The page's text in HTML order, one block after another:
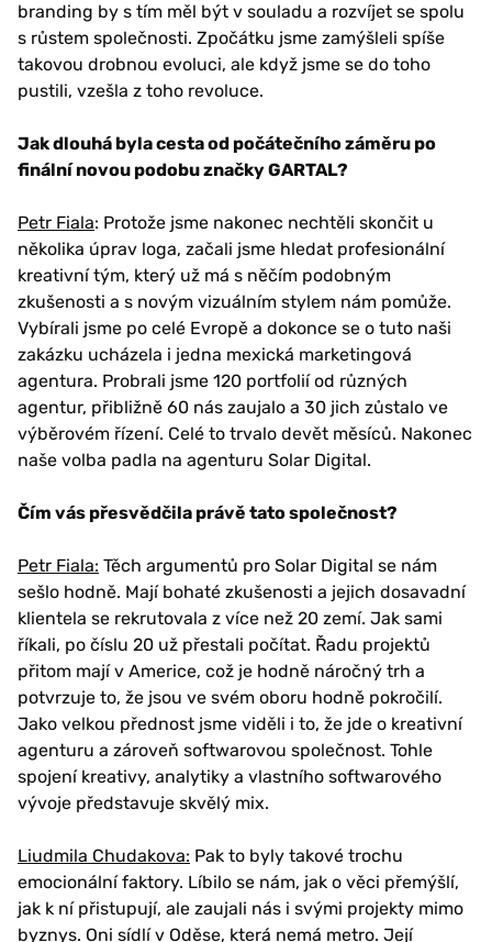
branding by s tím měl být v souladu a rozvíjet se spolu
s růstem společnosti. Zpočátku jsme zamýšleli spíše
takovou drobnou evoluci, ale když jsme se do toho
pustili, vzešla z toho revoluce.
Jak dlouhá byla cesta od počátečního záměru po
finální novou podobu značky GARTAL?
Petr Fiala: Protože jsme nakonec nechtěli skončit u
několika úprav loga, začali jsme hledat profesionální
kreativní tým, který už má s něčím podobným
zkušenosti a s novým vizuálním stylem nám pomůže.
Vybírali jsme po celé Evropě a dokonce se o tuto naši
zakázku ucházela i jedna mexická marketingová
agentura. Probrali jsme 120 portfolií od různých
agentur, přibližně 60 nás zaujalo a 30 jich zůstalo ve
výběrovém řízení. Celé to trvalo devět měsíců. Nakonec
naše volba padla na agenturu Solar Digital.
Čím vás přesvědčila právě tato společnost?
Petr Fiala: Těch argumentů pro Solar Digital se nám
sešlo hodně. Mají bohaté zkušenosti a jejich dosavadní
klientela se rekrutovala z více než 20 zemí. Jak sami
říkali, po číslu 20 už přestali počítat. Řadu projektů
přitom mají v Americe, což je hodně náročný trh a
potvrzuje to, že jsou ve svém oboru hodně pokročilí.
Jako velkou přednost jsme viděli i to, že jde o kreativní
agenturu a zároveň softwarovou společnost. Tohle
spojení kreativy, analytiky a vlastního softwarového
vývoje představuje skvělý mix.
Liudmila Chudakova: Pak to byly takové trochu
emocionální faktory. Líbilo se nám, jak o věci přemýšlí,
jak k ní přistupují, ale zaujali nás i svými projekty mimo
byznys. Oni sídlí v Oděse, která nemá metro. Její